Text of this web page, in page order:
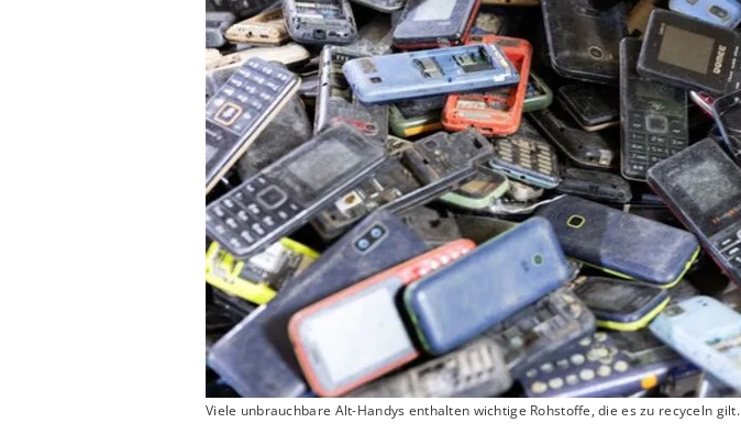
Viele unbrauchbare Alt-Handys enthalten wichtige Rohstoffe, die es zu recyceln gilt.